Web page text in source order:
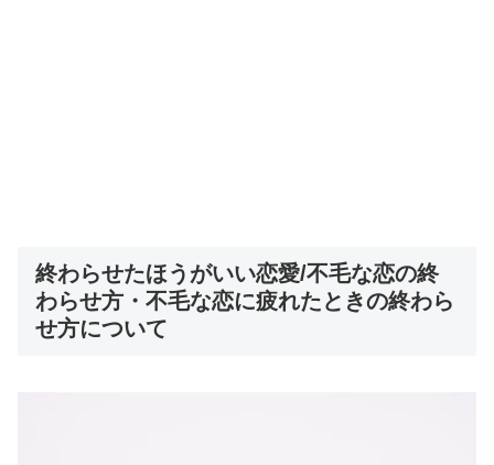
終わらせたほうがいい恋愛/不毛な恋の終
わらせ方・不毛な恋に疲れたときの終わら
せ方について